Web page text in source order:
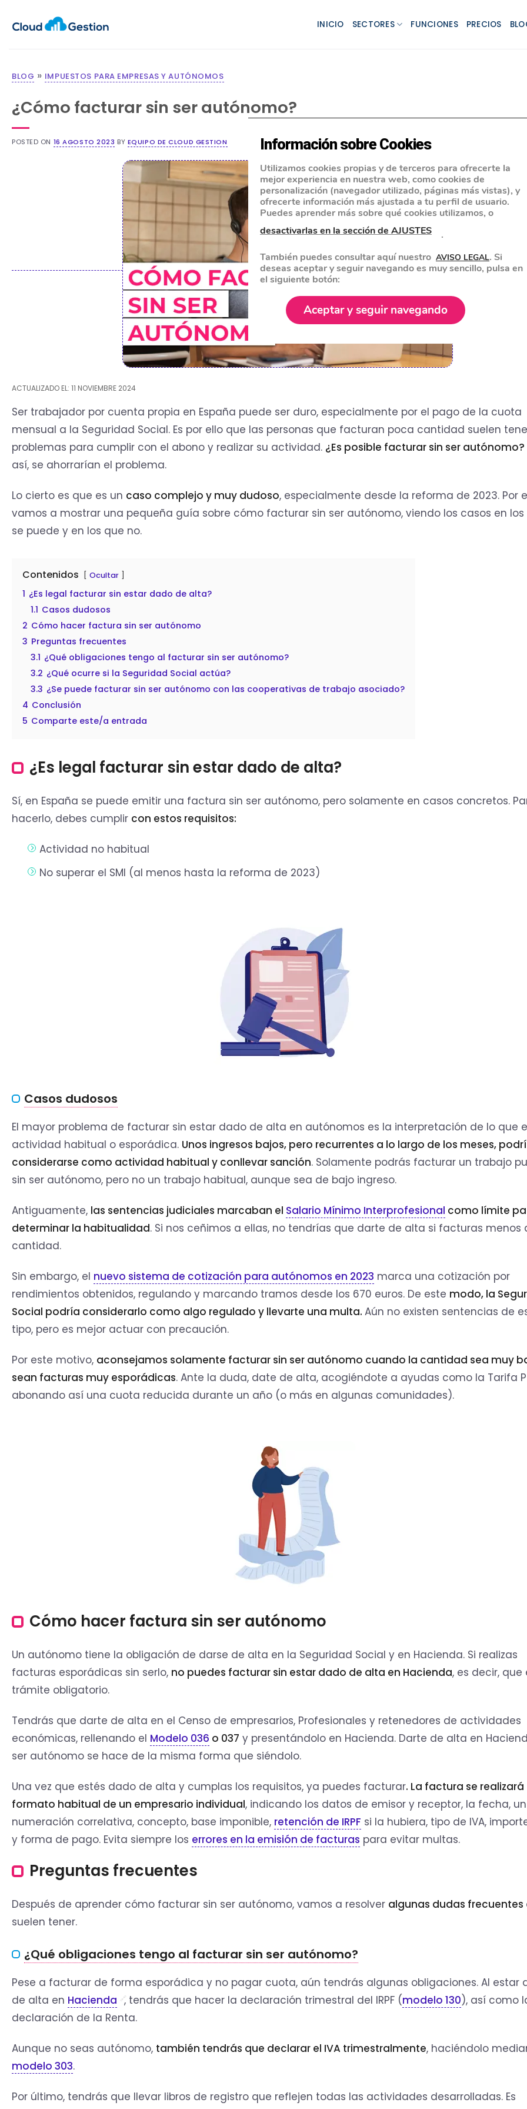
INICIO SECTORES FUNCIONES PRECIOS
BLOG » IMPUESTOS PARA EMPRESAS Y AUTÓNOMOS
¿Cómo facturar sin ser autónomo?
POSTED ON 16 AGOSTO 2023 BY EQUIPO DE CLOUD GESTION
ACTUALIZADO EL: 11 NOVIEMBRE 2024
Ser trabajador por cuenta propia en España puede ser duro, especialmente por el pago de la cuota
mensual a la Seguridad Social. Es por ello que las personas que facturan poca cantidad suelen
problemas para cumplir con el abono y realizar su actividad. ¿Es posible facturar sin ser autónomo?
así, se ahorrarían el problema.
Lo cierto es que es un caso complejo y muy dudoso, especialmente desde la reforma de 2023. Por
vamos a mostrar una pequeña guía sobre cómo facturar sin ser autónomo, viendo los casos en
se puede y en los que no.
Contenidos Ocultar
1 ¿Es legal facturar sin estar dado de alta?
1.1 Casos dudosos
2 Cómo hacer factura sin ser autónomo
3 Preguntas frecuentes
3.1 ¿Qué obligaciones tengo al facturar sin ser autónomo?
3.2 ¿Qué ocurre si la Seguridad Social actúa?
3.3 ¿Se puede facturar sin ser autónomo con las cooperativas de trabajo asociado?
4 Conclusión
5 Comparte este/a entrada
¿Es legal facturar sin estar dado de alta?
Sí, en España se puede emitir una factura sin ser autónomo, pero solamente en casos concretos.
hacerlo, debes cumplir con estos requisitos:
Actividad no habitual
No superar el SMI (al menos hasta la reforma de 2023)
Casos dudosos
El mayor problema de facturar sin estar dado de alta en autónomos es la interpretación de lo que
actividad habitual o esporádica. Unos ingresos bajos, pero recurrentes a lo largo de los meses,
considerarse como actividad habitual y conllevar sanción. Solamente podrás facturar un trabajo
sin ser autónomo, pero no un trabajo habitual, aunque sea de bajo ingreso.
Antiguamente, las sentencias judiciales marcaban el Salario Mínimo Interprofesional como límite
determinar la habitualidad. Si nos ceñimos a ellas, no tendrías que darte de alta si facturas menos
cantidad.
Sin embargo, el nuevo sistema de cotización para autónomos en 2023 marca una cotización por
rendimientos obtenidos, regulando y marcando tramos desde los 670 euros. De este modo, la
Social podría considerarlo como algo regulado y llevarte una multa. Aún no existen sentencias de
tipo, pero es mejor actuar con precaución.
Por este motivo, aconsejamos solamente facturar sin ser autónomo cuando la cantidad sea muy
sean facturas muy esporádicas. Ante la duda, date de alta, acogiéndote a ayudas como la Tarifa
abonando así una cuota reducida durante un año (o más en algunas comunidades).
Cómo hacer factura sin ser autónomo
Un autónomo tiene la obligación de darse de alta en la Seguridad Social y en Hacienda. Si realizas
facturas esporádicas sin serlo, no puedes facturar sin estar dado de alta en Hacienda, es decir, que
trámite obligatorio.
Tendrás que darte de alta en el Censo de empresarios, Profesionales y retenedores de actividades
económicas, rellenando el Modelo 036 o 037 y presentándolo en Hacienda. Darte de alta en
ser autónomo se hace de la misma forma que siéndolo.
Una vez que estés dado de alta y cumplas los requisitos, ya puedes facturar. La factura se
formato habitual de un empresario individual, indicando los datos de emisor y receptor, la fecha,
numeración correlativa, concepto, base imponible, retención de IRPF si la hubiera, tipo de IVA,
y forma de pago. Evita siempre los errores en la emisión de facturas para evitar multas.
Preguntas frecuentes
Después de aprender cómo facturar sin ser autónomo, vamos a resolver algunas dudas frecuentes
suelen tener.
¿Qué obligaciones tengo al facturar sin ser autónomo?
Pese a facturar de forma esporádica y no pagar cuota, aún tendrás algunas obligaciones. Al estar
de alta en Hacienda , tendrás que hacer la declaración trimestral del IRPF (modelo 130), así como
declaración de la Renta.
Aunque no seas autónomo, también tendrás que declarar el IVA trimestralmente, haciéndolo
modelo 303.
Por último, tendrás que llevar libros de registro que reflejen todas las actividades desarrolladas. Es
Información sobre Cookies
Utilizamos cookies propias y de terceros para ofrecerte la
mejor experiencia en nuestra web, como cookies de
personalización (navegador utilizado, páginas más vistas), y
ofrecerte información más ajustada a tu perfil de usuario.
Puedes aprender más sobre qué cookies utilizamos, o
desactivarlas en la sección de AJUSTES
.
También puedes consultar aquí nuestro AVISO LEGAL. Si
deseas aceptar y seguir navegando es muy sencillo, pulsa en
el siguiente botón:
Aceptar y seguir navegando